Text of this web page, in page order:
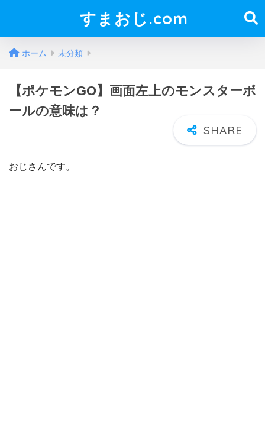
すまおじ.com
ホーム 未分類
【ポケモンGO】画面左上のモンスターボ
ールの意味は？
おじさんです。